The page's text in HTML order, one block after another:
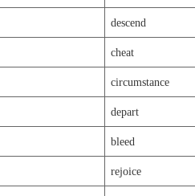
descend
cheat
circumstance
depart
bleed
rejoice